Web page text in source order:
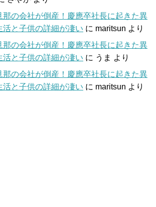
那の会社が倒産！慶應卒社長に起きた異
活と子供の詳細が凄い に maritsun より
那の会社が倒産！慶應卒社長に起きた異
活と子供の詳細が凄い に うま より
那の会社が倒産！慶應卒社長に起きた異
活と子供の詳細が凄い に maritsun より